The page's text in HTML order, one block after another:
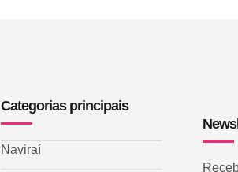
Categorias principais
Naviraí